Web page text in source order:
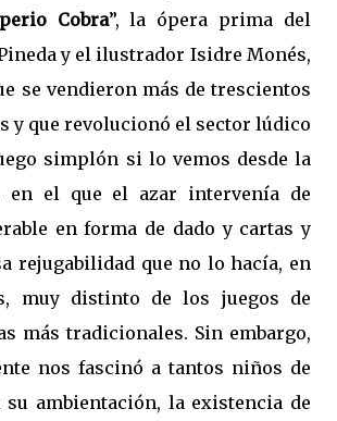
Cobra”, la ópera prima del
y el ilustrador Isidre Monés,
se vendieron más de trescientos
y que revolucionó el sector lúdico
simplón si lo vemos desde la
en el que el azar intervenía de
en forma de dado y cartas y
rejugabilidad que no lo hacía, en
muy distinto de los juegos de
más tradicionales. Sin embargo,
nos fascinó a tantos niños de
su ambientación, la existencia de